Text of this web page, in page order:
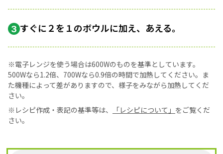
3 すぐに２を１のボウルに加え、あえる。
※電子レンジを使う場合は600Wのものを基準としています。
500Wなら1.2倍、700Wなら0.9倍の時間で加熱してください。ま
た機種によって差がありますので、様子をみながら加熱してくだ
さい。
※レシピ作成・表記の基準等は、
「レシピについて」 をご覧くだ
さい。